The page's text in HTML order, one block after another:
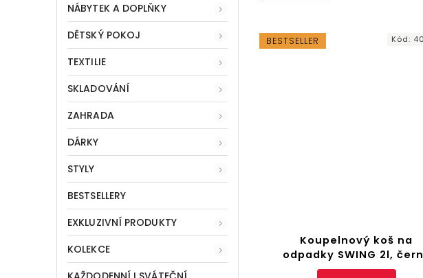
NÁBYTEK A DOPLŇKY
DĚTSKÝ POKOJ
TEXTILIE
SKLADOVÁNÍ
ZAHRADA
DÁRKY
STYLY
BESTSELLERY
EXKLUZIVNÍ PRODUKTY
KOLEKCE
BESTSELLER
Koupelnový koš na
odpadky SWING 2l,
Kód: